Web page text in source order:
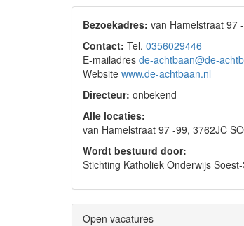
Bezoekadres: van Hamelstraat 97
Contact: Tel. 0356029446
E-mailadres de-achtbaan@de-
Website www.de-achtbaan.nl
Directeur: onbekend
Alle locaties:
van Hamelstraat 97 -99, 3762JC
Wordt bestuurd door:
Stichting Katholiek Onderwijs
Open vacatures